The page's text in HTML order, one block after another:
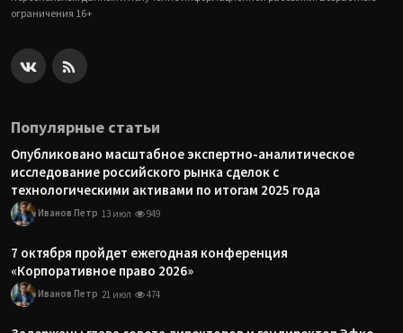
ограничения 16+
Популярные статьи
Опубликовано масштабное экспертно-аналитическое
исследование российского рынка сделок с
технологическими активами по итогам 2025 года
Иванов Петр 13 июл 949
7 октября пройдет ежегодная конференция
«Корпоративное право 2026»
Иванов Петр 21 июл 474